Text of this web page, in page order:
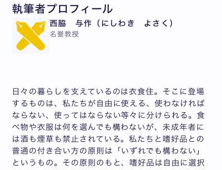
執筆者プロフィール
西脇 与作（にしわき よさく）
名誉教授
日々の暮らしを支えているのは衣食住。そこに登場
するものは、私たちが自由に使える、使わなければ
ならない、使ってはならない等々に分けられる。食
べ物や衣服は何を選んでも構わないが、未成年者に
は酒も煙草も禁止されている。私たちと嗜好品との
普通の付き合い方の原則は「いずれでも構わない」
というもの。その原則のもと、嗜好品は自由に選択